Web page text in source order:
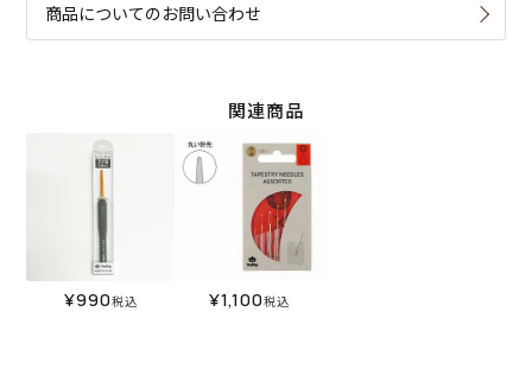
商品についてのお問い合わせ
関連商品
¥990税込 ¥1,100税込